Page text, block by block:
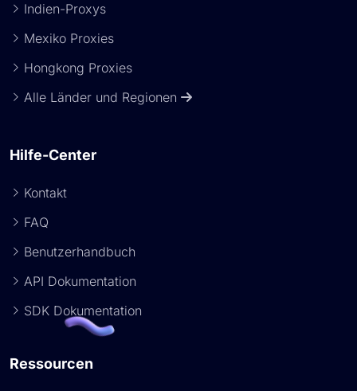
Indien-Proxys
Mexiko Proxies
Hongkong Proxies
Alle Länder und Regionen
Hilfe-Center
Kontakt
FAQ
Benutzerhandbuch
API Dokumentation
SDK Dokumentation
Ressourcen